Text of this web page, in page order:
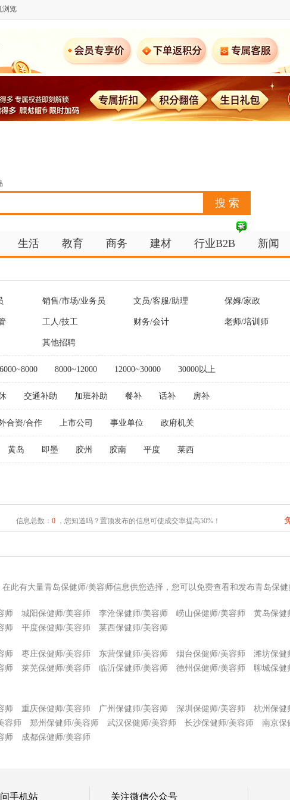
浏览
生活 教育 商务 建材 行业B2B 新闻
销售/市场/业务员 文员/客服/助理 保姆/家政
工人/技工 财务/会计 老师/培训师
其他招聘
6000~8000 8000~12000 12000~30000 30000以上
交通补助 加班补助 餐补 话补 房补
合资/合作 上市公司 事业单位 政府机关
黄岛 即墨 胶州 胶南 平度 莱西
信息总数： 0，您知道吗？置顶发布的信息可使成交率提高50%！
此有大量青岛保健师/美容师信息供您选择，您可以免费查看和发布青岛保健
师 城阳保健师/美容师 李沧保健师/美容师 崂山保健师/美容师
黄岛保健
师 平度保健师/美容师 莱西保健师/美容师
师 枣庄保健师/美容师 东营保健师/美容师 烟台保健师/美容师
潍坊保健
师 莱芜保健师/美容师 临沂保健师/美容师 德州保健师/美容师
聊城保健
师 重庆保健师/美容师 广州保健师/美容师 深圳保健师/美容师
杭州保健
容师 郑州保健师/美容师 武汉保健师/美容师 长沙保健师/美容师
南京保
师 成都保健师/美容师
手机站 关注微信公众号